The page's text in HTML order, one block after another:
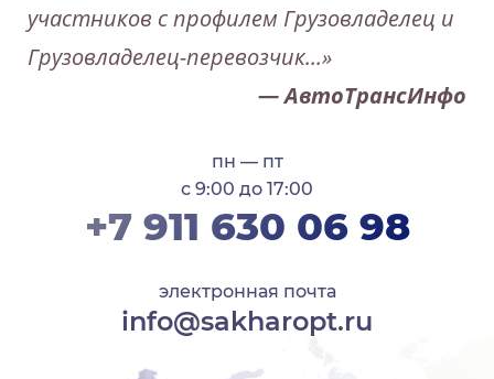
участников с профилем Грузовладелец и
Грузовладелец-перевозчик...»
— АвтоТрансИнфо
пн — пт
с 9:00 до 17:00
+7 911 630 06 98
электронная почта
info@sakharopt.ru